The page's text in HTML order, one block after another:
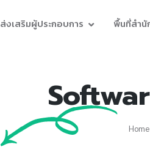
ส่งเสริมผู้ประกอบการ พื้นที่สำนั
Home